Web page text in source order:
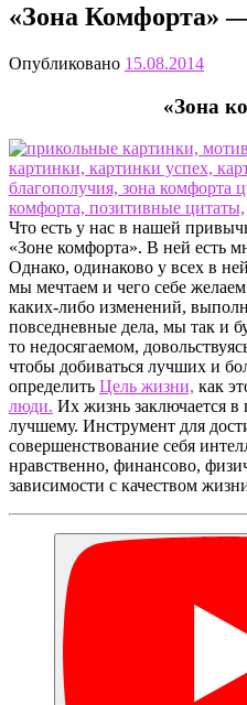
«Зона Комфорта»
Опубликовано 15.08.2014
«Зона
Что есть у нас в нашей
«Зоне комфорта». В ней есть
Однако, одинаково у всех в
мы мечтаем и чего себе
каких-либо изменений,
повседневные дела, мы так и
то недосягаемом,
чтобы добиваться лучших и
определить Цель жизни, как
люди. Их жизнь заключается
лучшему. Инструмент для
совершенствование себя
нравственно, финансово,
зависимости с качеством